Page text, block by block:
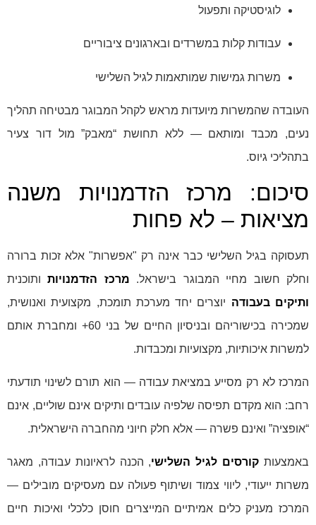
לוגיסטיקה ותפעול
עבודות קלות במשרדים ובארגונים ציבוריים
משרות גמישות שמותאמות לגיל השלישי
העובדה שהמשרות מיועדות מראש לקהל המבוגר מבטיחה תהליך
נעים, מכבד ומותאם — ללא תחושת “מאבק” מול דור צעיר
בתהליכי גיוס.
סיכום: מרכז הזדמנויות משנה
מציאות – לא פחות
תעסוקה בגיל השלישי כבר אינה רק "אפשרות" אלא זכות ברורה
וחלק חשוב מחיי המבוגר בישראל. מרכז הזדמנויותותוכנית
ותיקים בעבודה יוצרים יחד מערכת תומכת, מקצועית ואנושית,
שמכירה בכישוריהם ובניסיון החיים של בני 60+ ומחברת אותם
למשרות איכותיות, מקצועיות ומכבדות.
המרכז לא רק מסייע במציאת עבודה — הוא תורם לשינוי תודעתי
רחב: הוא מקדם תפיסה שלפיה עובדים ותיקים אינם שוליים, אינם
“אופציה” ואינם פשרה — אלא חלק חיוני מהחברה הישראלית.
באמצעות קורסים לגיל השלישי, הכנה לראיונות עבודה, מאגר
משרות ייעודי, ליווי צמוד ושיתוף פעולה עם מעסיקים מובילים —
המרכז מעניק כלים אמיתיים המייצרים חוסן כלכלי ואיכות חיים